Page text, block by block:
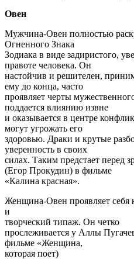
Овен
Мужчина-Овен полностью
Огненного Знака
Зодиака в виде задиристого,
правоте человека. Он
настойчив и решителен,
ему до конца, часто
проявляет черты
поддается влиянию извне
и оказывается в центре
могут угрожать его
здоровью. Драки и крутые
уверенность в своих
силах. Таким предстает
(Егор Прокудин) в фильме
«Калина красная».
Женщина-Овен проявляет себя
и
творческий типаж. Он четко
прослеживается у Аллы
фильме «Женщина,
которая поет)